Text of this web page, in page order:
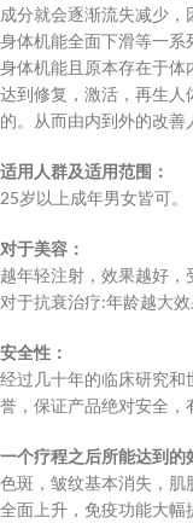
成分就会逐渐流失减少，
身体机能全面下滑等一系
身体机能且原本存在于体
达到修复，激活，再生人
的。从而由内到外的改善
适用人群及适用范围：
25岁以上成年男女皆可。
对于美容：
越年轻注射，效果越好，
对于抗衰治疗:年龄越大
安全性 ：
经过几十年的临床研究
誉，保证产品绝对安全，
一个疗程之后所能达到的
色斑，皱纹基本消失，
全面上升，免疫功能大幅